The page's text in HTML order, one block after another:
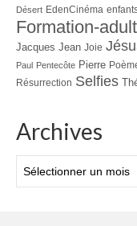
Désert EdenCinéma
Formation-
Jacques Jean Joie
Paul Pentecôte Pierre
Résurrection Selfies
Archives